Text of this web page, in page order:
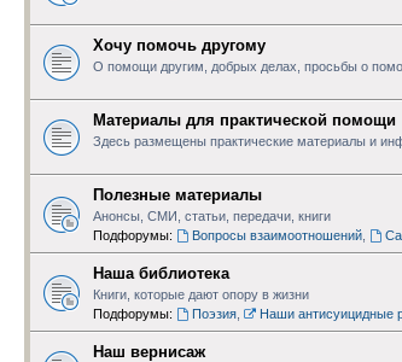
Хочу помочь другому
О помощи другим, добрых делах, просьбы о
Материалы для практической помощи
Здесь размещены практические материалы и
Полезные материалы
Анонсы, СМИ, статьи, передачи, книги
Подфорумы:
Вопросы взаимоотношений,
Наша библиотека
Книги, которые дают опору в жизни
Подфорумы:
Поэзия, Наши антисуицидные
Наш вернисаж